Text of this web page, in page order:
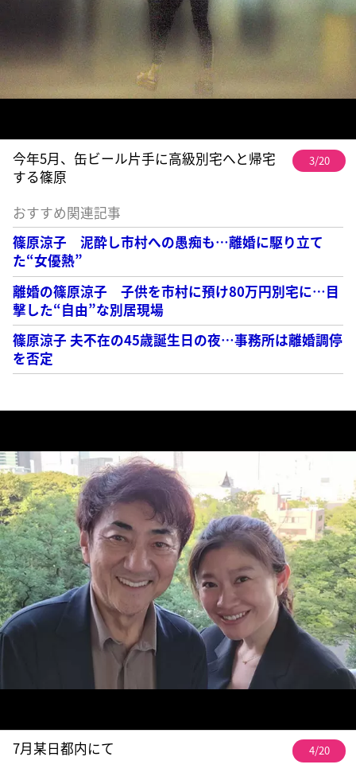
今年5月、缶ビール片手に高級別宅へと帰宅
する篠原
3/20
おすすめ関連記事
篠原涼子 泥酔し市村への愚痴も…離婚に駆り立て
た“女優熱”
離婚の篠原涼子 子供を市村に預け80万円別宅に…目
撃した“自由”な別居現場
篠原涼子 夫不在の45歳誕生日の夜…事務所は離婚調停
を否定
7月某日都内にて 4/20